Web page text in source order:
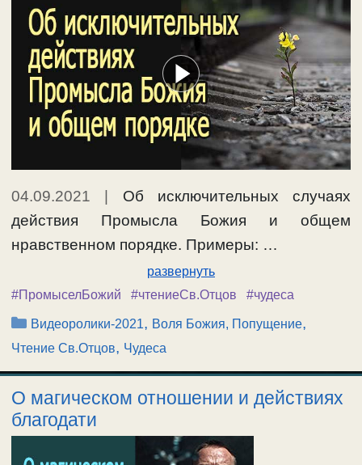
04.09.2021
Об исключительных случаях
действия Промысла Божия и общем
нравственном порядке. Примеры: …
развернуть
#ПромыселБожий
#чтениеСв.Отцов #чудеса
Рубрики
Видеоролики-2021, Воля Божия, Попущение,
Чтение Св.Отцов, Чудеса
О магическом отношении и действиях
благодати